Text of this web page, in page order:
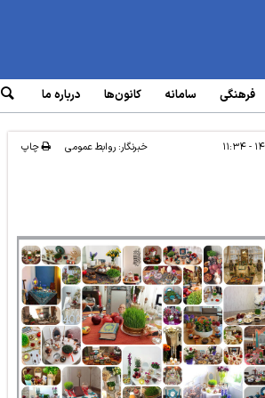
فرهنگی سامانه‌ کانون‌ها درباره ما
خبرنگار: روابط عمومی چاپ